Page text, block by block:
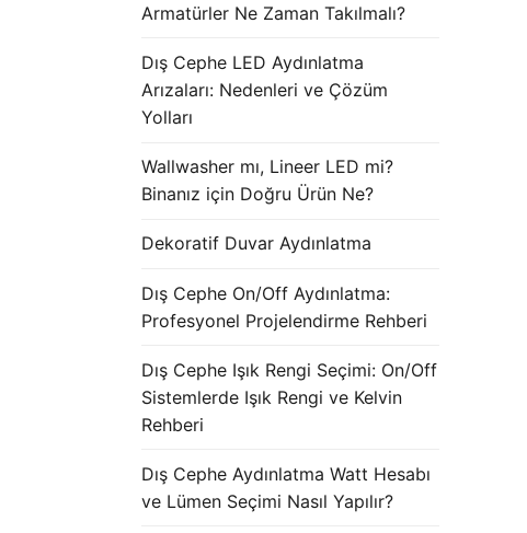
Armatürler Ne Zaman Takılmalı?
Dış Cephe LED Aydınlatma
Arızaları: Nedenleri ve Çözüm
Yolları
Wallwasher mı, Lineer LED mi?
Binanız için Doğru Ürün Ne?
Dekoratif Duvar Aydınlatma
Dış Cephe On/Off Aydınlatma:
Profesyonel Projelendirme Rehberi
Dış Cephe Işık Rengi Seçimi: On/Off
Sistemlerde Işık Rengi ve Kelvin
Rehberi
Dış Cephe Aydınlatma Watt Hesabı
ve Lümen Seçimi Nasıl Yapılır?